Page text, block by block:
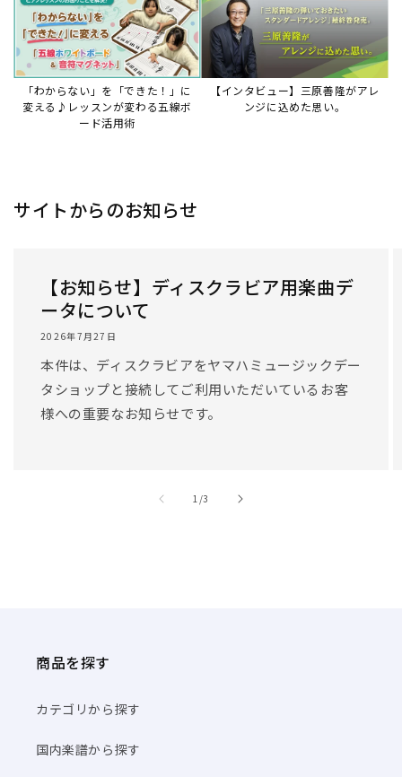
「わからない」を「できた！」に
変える♪レッスンが変わる五線ボ
ード活用術
【インタビュー】三原善隆がアレ
ンジに込めた思い。
サイトからのお知らせ
【お知らせ】ディスクラビア用楽曲デ
ータについて
2026年7月27日
本件は、ディスクラビアをヤマハミュージックデー
タショップと接続してご利用いただいているお客
様への重要なお知らせです。
1 //3
商品を探す
カテゴリから探す
国内楽譜から探す